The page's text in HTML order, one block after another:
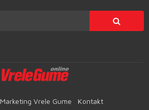
Marketing Vrele Gume Kontakt